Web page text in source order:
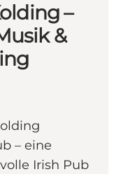
–
&
– eine
Irish Pub